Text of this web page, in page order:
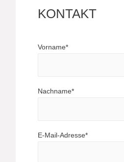
KONTAKT
Vorname*
Nachname*
E-Mail-Adresse*